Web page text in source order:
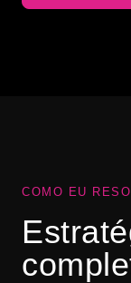
COMO EU